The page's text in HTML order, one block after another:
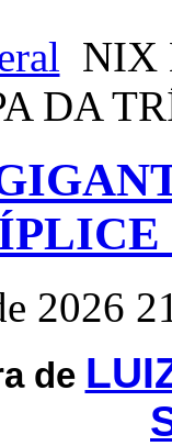
NIX
DA
2026
de